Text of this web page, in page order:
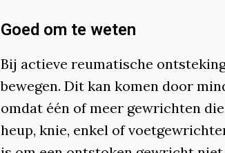
Goed om te weten
Bij actieve reumatische
bewegen. Dit kan komen door
omdat één of meer gewrichten
heup, knie, enkel of